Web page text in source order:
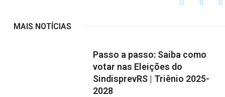
MAIS NOTÍCIAS
Passo a passo: Saiba como
votar nas Eleições do
SindisprevRS | Triênio 2025-
2028